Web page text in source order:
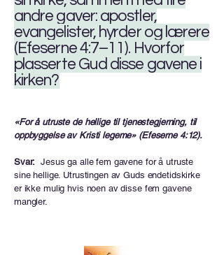
andre gaver: apostler,
evangelister, hyrder og lærere
(Efeserne 4:7–11). Hvorfor
plasserte Gud disse gavene i
kirken?
«For å utruste de hellige til tjenestegjerning, til
oppbyggelse av Kristi legeme» ​​(Efeserne 4:12).
Svar: Jesus ga alle fem gavene for å utruste
sine hellige. Utrustingen av Guds endetidskirke
er ikke mulig hvis noen av disse fem gavene
mangler.